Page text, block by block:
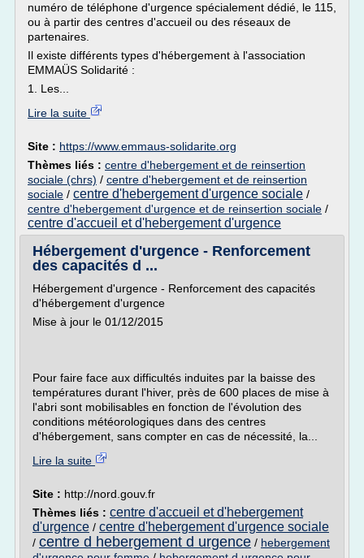
numéro de téléphone d'urgence spécialement dédié, le 115,
ou à partir des centres d'accueil ou des réseaux de
partenaires.
Il existe différents types d'hébergement à l'association
EMMAÜS Solidarité :
1. Les...
Lire la suite
Site : https://www.emmaus-solidarite.org
Thèmes liés : centre d'hebergement et de reinsertion
sociale (chrs) / centre d'hebergement et de reinsertion
sociale / centre d'hebergement d'urgence sociale /
centre d'hebergement d'urgence et de reinsertion sociale /
centre d'accueil et d'hebergement d'urgence
Hébergement d'urgence - Renforcement
des capacités d ...
Hébergement d'urgence - Renforcement des capacités
d'hébergement d'urgence
Mise à jour le 01/12/2015
Pour faire face aux difficultés induites par la baisse des
températures durant l'hiver, près de 600 places de mise à
l'abri sont mobilisables en fonction de l'évolution des
conditions météorologiques dans des centres
d'hébergement, sans compter en cas de nécessité, la...
Lire la suite
Site : http://nord.gouv.fr
Thèmes liés : centre d'accueil et d'hebergement
d'urgence / centre d'hebergement d'urgence sociale
/ centre d hebergement d urgence / hebergement